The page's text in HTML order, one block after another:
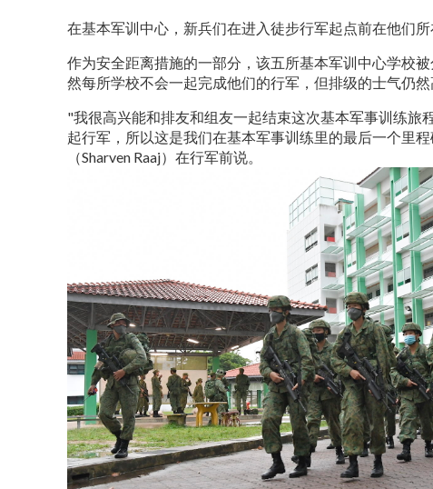
在基本军训中心，新兵们在进入徒步行军起点前在他们所
作为安全距离措施的一部分，该五所基本军训中心学校
然每所学校不会一起完成他们的行军，但排级的士气仍然
"我很高兴能和排友和组友一起结束这次基本军事训练旅
起行军，所以这是我们在基本军事训练里的最后一个里
（Sharven Raaj）在行军前说。